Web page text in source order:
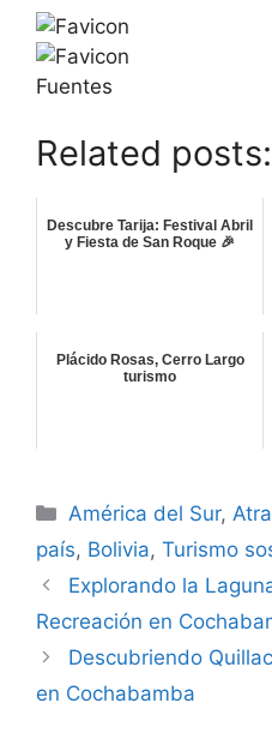
Fuentes
Related posts:
Descubre Tarija: Festival Abril
y Fiesta de San Roque 🎉
Plácido Rosas, Cerro Largo
turismo
Categorías
América del Sur,
país, Bolivia, Turismo
Explorando la
Recreación en
Descubriendo
en Cochabamba